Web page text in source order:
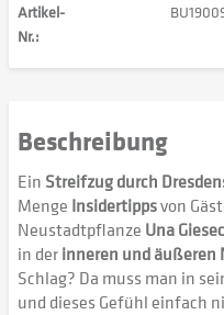
Artikel-
Nr.:
Beschreibung
Ein Streifzug durch
Menge Insidertippsvon
Neustadtpflanze Una
in derinneren und äußeren
Schlag? Da muss man in
und dieses Gefühl einfach